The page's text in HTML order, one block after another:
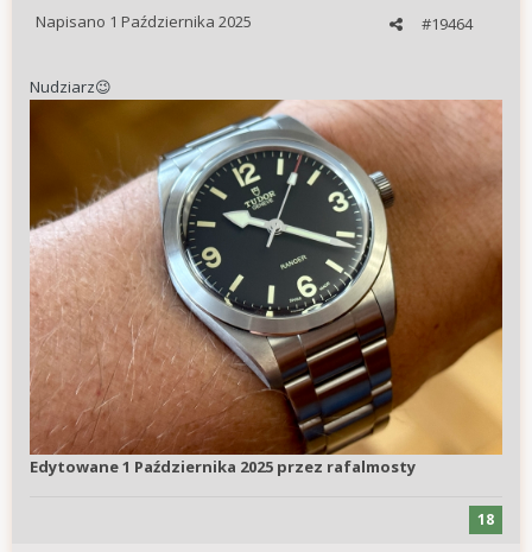
#19464
Napisano 1 Października 2025
Nudziarz😉
Edytowane1 Października 2025 przez rafalmosty
18